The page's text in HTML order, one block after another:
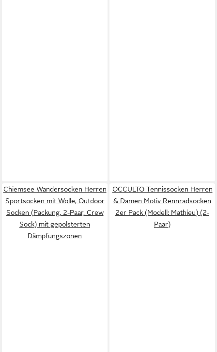
Chiemsee Wandersocken Herren
Sportsocken mit Wolle, Outdoor
Socken (Packung, 2-Paar, Crew
Sock) mit gepolsterten
Dämpfungszonen
OCCULTO Tennissocken Herren
& Damen Motiv Rennradsocken
2er Pack (Modell: Mathieu) (2-
Paar)